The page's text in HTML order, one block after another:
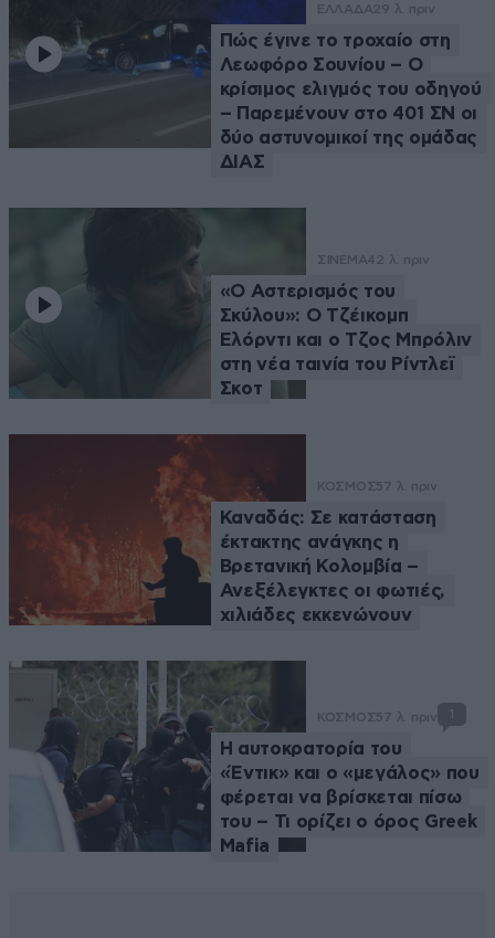
ΕΛΛΑΔΑ29 λ. πριν
Πώς έγινε το τροχαίο στη
Λεωφόρο Σουνίου – Ο
κρίσιμος ελιγμός του οδηγού
– Παρεμένουν στο 401 ΣΝ οι
δύο αστυνομικοί της ομάδας
ΔΙΑΣ
ΣΙΝΕΜΑ42 λ. πριν
«Ο Αστερισμός του
Σκύλου»: Ο Τζέικομπ
Ελόρντι και ο Τζος Μπρόλιν
στη νέα ταινία του Ρίντλεϊ
Σκοτ
ΚΟΣΜΟΣ57 λ. πριν
Καναδάς: Σε κατάσταση
έκτακτης ανάγκης η
Βρετανική Κολομβία –
Ανεξέλεγκτες οι φωτιές,
χιλιάδες εκκενώνουν
ΚΟΣΜΟΣ57 λ. πριν
Η αυτοκρατορία του
«Έντικ» και ο «μεγάλος» που
φέρεται να βρίσκεται πίσω
του – Τι ορίζει ο όρος Greek
Mafia